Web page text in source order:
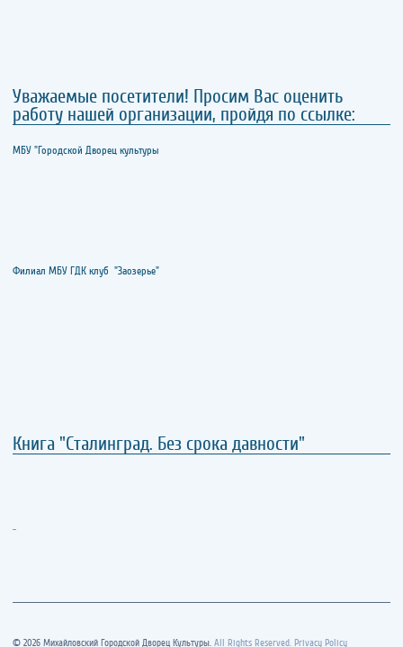
Уважаемые посетители! Просим Вас оценить
работу нашей организации, пройдя по ссылке:
МБУ "Городской Дворец культуры
Филиал МБУ ГДК клуб "Заозерье"
Книга "Сталинград. Без срока давности"
..
© 2026 Михайловский Городской Дворец Культуры. All Rights Reserved. Privacy Policy